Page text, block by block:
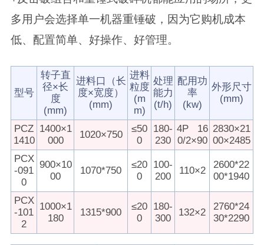
多用户会选择单一机器重锤破，因为它购机成本
低、配置简单、好操作、好管理。
型号
转子直
径×长
度
(mm)
进料口（长
度×宽度）
(mm)
进料
粒度
(m
m)
处理
能力
(t/h)
配用功
率
(kw)
外形尺寸
(mm)
PCZ
1410
1400×1
000
1020×750
≤50
0
180-
230
4P 16
0/2×90
2830×21
00×2485
PCX
-091
0
900×10
00
1070*750
≤20
0
100-
200
110×2
2600*22
00*1940
PCX
-101
2
1000×1
180
1315*900
≤20
0
180-
300
132×2
2760*24
30*2290